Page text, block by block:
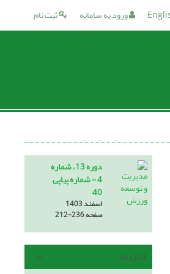
ثبت نام ورود به سامانه
دوره 13، شماره
4 - شماره پیاپی
40
اسفند 1403
صفحه212-236
فایل ها